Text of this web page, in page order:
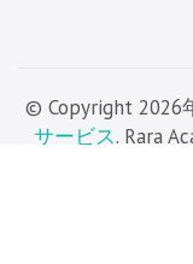
© Copyright 2026
サービス. Rara